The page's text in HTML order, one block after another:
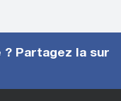
? Partagez la sur